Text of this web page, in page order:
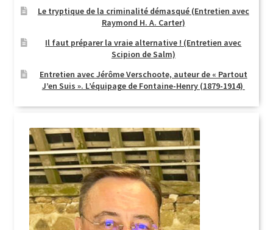
Le tryptique de la criminalité démasqué (Entretien avec
Raymond H. A. Carter)
Il faut préparer la vraie alternative ! (Entretien avec
Scipion de Salm)
Entretien avec Jérôme Verschoote, auteur de « Partout
J’en Suis ». L’équipage de Fontaine-Henry (1879-1914)